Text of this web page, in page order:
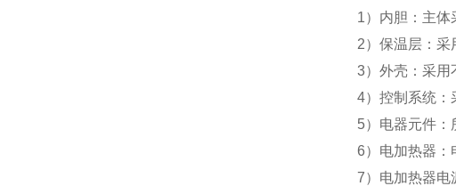
1） 内胆：主体
2） 保温层：采
3）外壳：采用
4）控制系统：
5）电器元件：
6）电加热器：
7）电加热器电